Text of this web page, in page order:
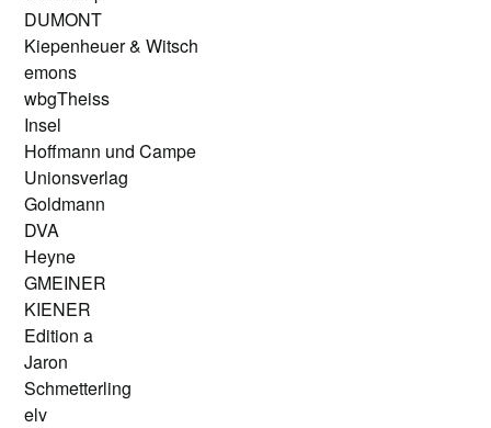
DUMONT
Kiepenheuer & Witsch
emons
wbgTheiss
Insel
Hoffmann und Campe
Unionsverlag
Goldmann
DVA
Heyne
GMEINER
KIENER
Edition a
Jaron
Schmetterling
elv